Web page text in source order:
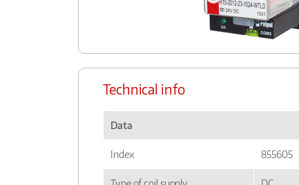
Technical info
Data
Index 855605